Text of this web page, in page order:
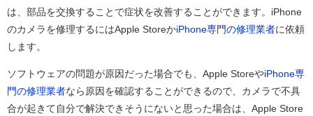
は、部品を交換することで症状を改善することができます。iPhone
のカメラを修理するにはApple StoreかiPhone専門の修理業者に依頼
します。
ソフトウェアの問題が原因だった場合でも、Apple StoreやiPhone専
門の修理業者なら原因を確認することができるので、カメラで不具
合が起きて自分で解決できそうにないと思った場合は、Apple Store